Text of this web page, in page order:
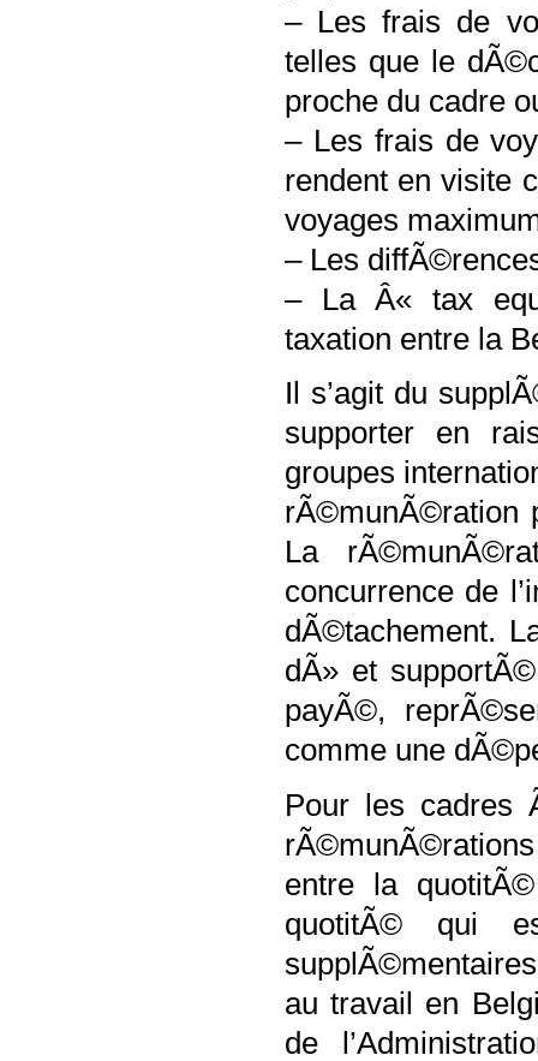
– Les frais de
telles que le
proche du cadre
– Les frais de
rendent en visite
voyages
– Les
– La Â« tax
taxation entre la
Il s’agit du
supporter en
groupes
rÃ©munÃ©ration
La
concurrence de
dÃ©tachement.
dÃ» et
payÃ©,
comme une
Pour les cadres
entre la
quotitÃ© qui
au travail en
de